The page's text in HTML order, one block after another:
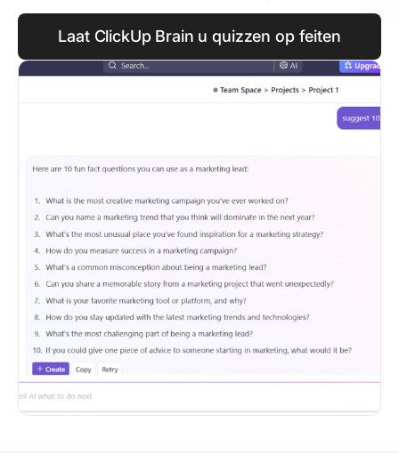
Laat ClickUp Brain u quizzen op feiten